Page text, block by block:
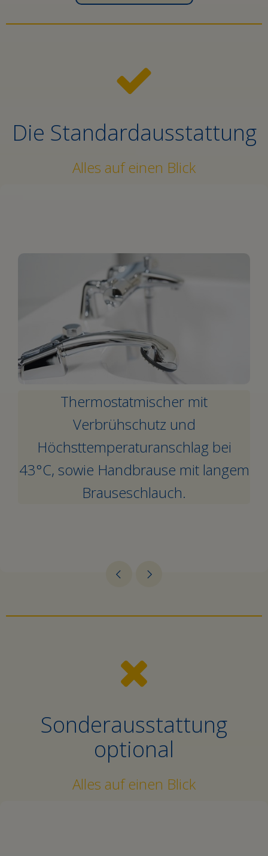
Die Standardausstattung
Alles auf einen Blick
Thermostatmischer mit
Verbrühschutz und
Höchsttemperaturanschlag bei
43°C, sowie Handbrause mit langem
Brauseschlauch.
Sonderausstattung
optional
Alles auf einen Blick